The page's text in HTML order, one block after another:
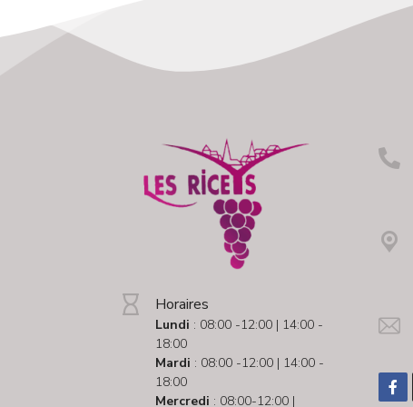
Horaires
Lundi : 08:00 -12:00 | 14:00 -
18:00
Mardi : 08:00 -12:00 | 14:00 -
18:00
Mercredi : 08:00-12:00 |